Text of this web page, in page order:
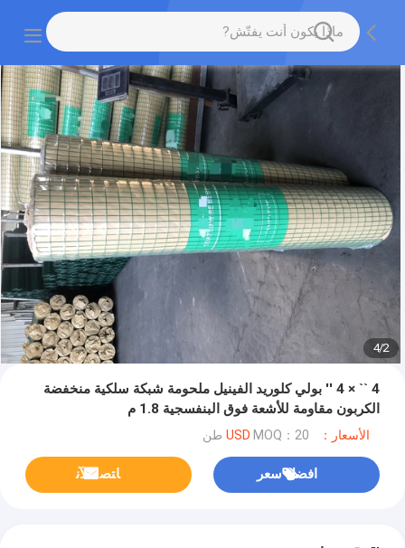
2
/
4
4 `` × 4 '' بولي كلوريد الفينيل ملحومة شبكة سلكية منخفضة
الكربون مقاومة للأشعة فوق البنفسجية 1.8 م
الأسعار：USD MOQ：20 طن
افضل سعر ﺎﺘﺼﻟ ﺍﻶﻧ